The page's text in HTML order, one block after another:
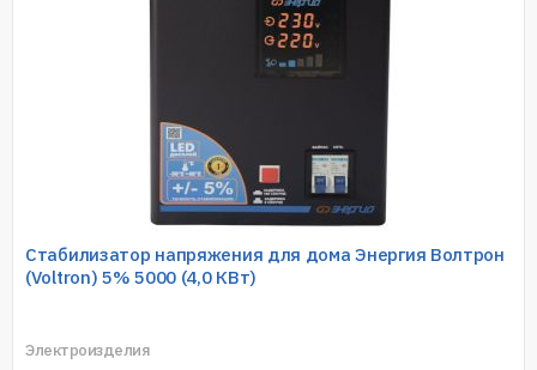
Стабилизатор напряжения для дома Энергия Волтрон
(Voltron) 5% 5000 (4,0 КВт)
Электроизделия